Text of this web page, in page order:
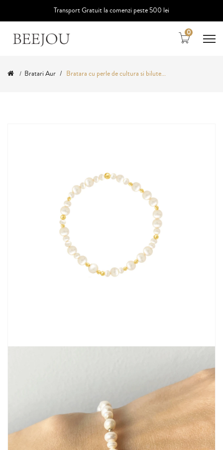
Transport Gratuit la comenzi peste 500 lei
0
Bratari Aur Bratara cu perle de cultura si bilute...